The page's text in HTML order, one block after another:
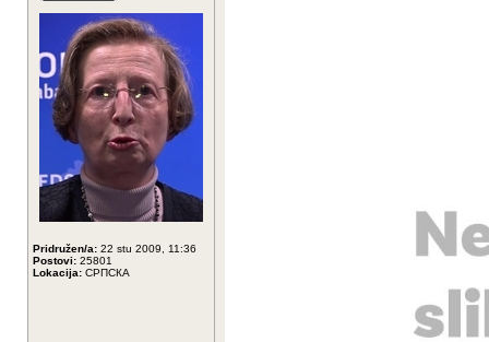
Pridružen/a: 22 stu 2009, 11:36
Postovi: 25801
Lokacija: СРПСКА